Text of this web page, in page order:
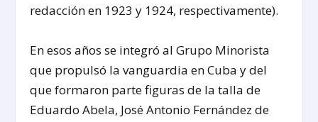
redacción en 1923 y 1924, respectivamente).
En esos años se integró al Grupo Minorista
que propulsó la vanguardia en Cuba y del
que formaron parte figuras de la talla de
Eduardo Abela, José Antonio Fernández de